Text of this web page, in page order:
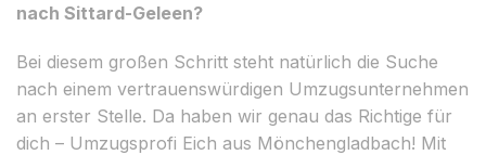
nach Sittard-Geleen?
Bei diesem großen Schritt steht natürlich die Suche
nach einem vertrauenswürdigen Umzugsunternehmen
an erster Stelle. Da haben wir genau das Richtige für
dich – Umzugsprofi Eich aus Mönchengladbach! Mit